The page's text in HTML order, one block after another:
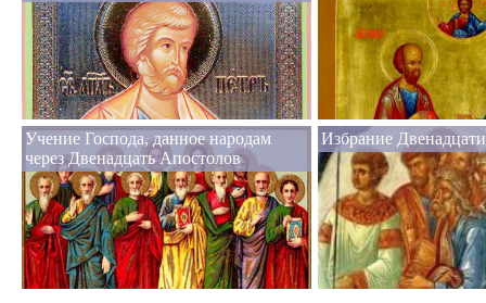
Учение Господа, данное народам
через Двенадцать Апостолов
Избрание